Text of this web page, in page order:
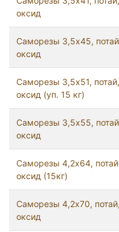
оксид
Саморезы 3,5x45,
оксид
Саморезы 3,5x51,
оксид (уп. 15 кг)
Саморезы 3,5x55,
оксид
Саморезы 4,2x64,
оксид (15кг)
Саморезы 4,2x70,
оксид